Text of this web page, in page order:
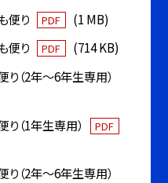
便り
PDF
(1 MB)
便り
PDF
(714 KB)
り（2年〜6年生専用）
（1年生専用）
PDF
り（2年〜6年生専用）